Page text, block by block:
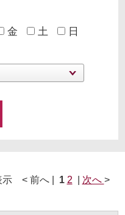
金 土 日
示 < 前へ | 1 2 次へ >